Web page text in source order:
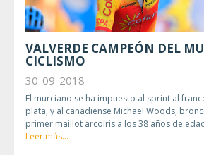
VALVERDE CAMPEÓN DEL
CICLISMO
30-09-2018
El murciano se ha impuesto al sprint al
plata, y al canadiense Michael Woods,
primer maillot arcoíris a los 38 años de
Leer más...